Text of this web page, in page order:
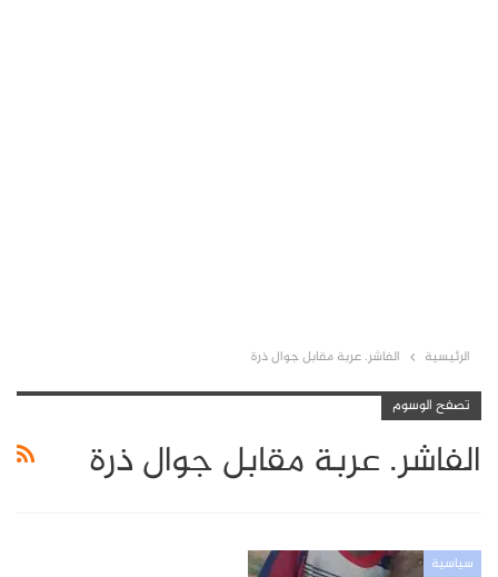
الرئيسية الفاشر. عربة مقابل جوال ذرة
تصفح الوسوم
الفاشر. عربة مقابل جوال ذرة
سياسية